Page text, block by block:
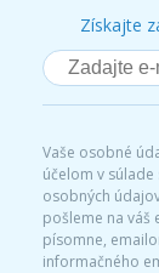
Získajte
Vaše osobné
účelom v
osobných
pošleme na váš
písomne,
informačného